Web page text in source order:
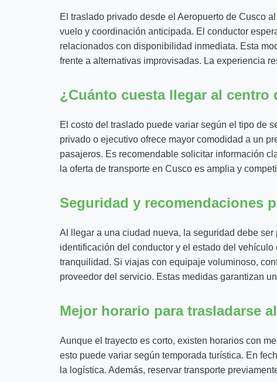
El traslado privado desde el Aeropuerto de Cusco
vuelo y coordinación anticipada. El conductor
relacionados con disponibilidad inmediata. Esta
frente a alternativas improvisadas. La experiencia
¿Cuánto cuesta llegar al centro
El costo del traslado puede variar según el tipo de
privado o ejecutivo ofrece mayor comodidad a un
pasajeros. Es recomendable solicitar información
la oferta de transporte en Cusco es amplia y
Seguridad y recomendaciones
Al llegar a una ciudad nueva, la seguridad debe
identificación del conductor y el estado del
tranquilidad. Si viajas con equipaje voluminoso,
proveedor del servicio. Estas medidas garantizan
Mejor horario para trasladarse
Aunque el trayecto es corto, existen horarios con
esto puede variar según temporada turística. En
la logística. Además, reservar transporte